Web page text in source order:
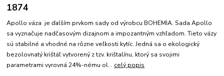
1874
Apollo váza je ďalším prvkom sady od výrobcu BOHEMIA. Sada Apollo
sa vyznačuje nadčasovým dizajnom a impozantným vzhľadom. Tieto vázy
sú stabilné a vhodné na rôzne veľkosti kytíc. Jedná sa o ekologický
bezolovnatý krištáľ vytvorený z tzv. krištalínu, ktorý sa svojimi
parametrami vyrovná 24%-nému ol... celý popis